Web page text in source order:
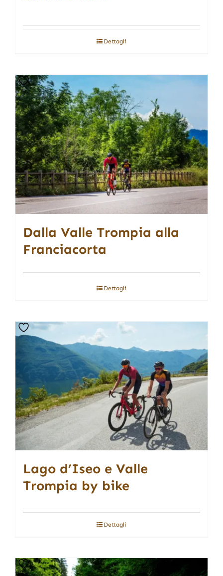
Dettagli
Dalla Valle Trompia alla
Franciacorta
Dettagli
Lago d’Iseo e Valle
Trompia by bike
Dettagli